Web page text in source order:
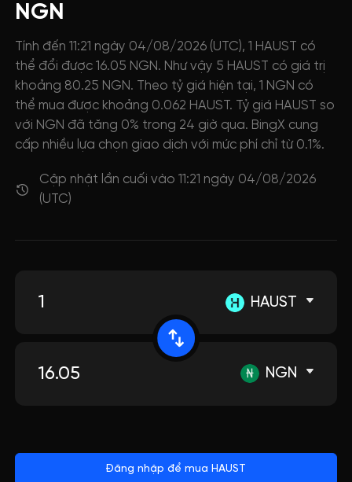
NGN
Tính đến 11:21 ngày 04/08/2026 (UTC), 1 HAUST có
thể đổi được 16.05 NGN. Như vậy 5 HAUST có giá trị
khoảng 80.25 NGN. Theo tỷ giá hiện tại, 1 NGN có
thể mua được khoảng 0.062 HAUST. Tỷ giá HAUST so
với NGN đã tăng 0% trong 24 giờ qua. BingX cung
cấp nhiều lựa chọn giao dịch với mức phí chỉ từ 0.1%.
Cập nhật lần cuối vào 11:21 ngày 04/08/2026
(UTC)
HAUST
NGN
Đăng nhập để mua HAUST